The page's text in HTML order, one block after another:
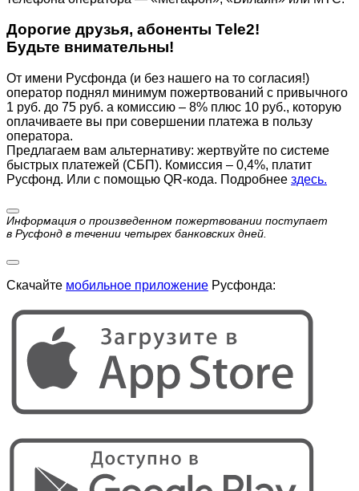
Дорогие друзья, абоненты Tele2!
Будьте внимательны!
От имени Русфонда (и без нашего на то согласия!)
оператор поднял минимум пожертвований с привычного
1 руб. до 75 руб. а комиссию – 8% плюс 10 руб., которую
оплачиваете вы при совершении платежа в пользу
оператора.
Предлагаем вам альтернативу: жертвуйте по cистеме
быстрых платежей (СБП). Комиссия – 0,4%, платит
Русфонд. Или с помощью QR-кода. Подробнее здесь.
Информация о произведенном пожертвовании поступает
в Русфонд в течении четырех банковских дней.
Скачайте мобильное приложение Русфонда: